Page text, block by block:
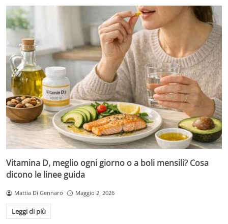
Vitamina D, meglio ogni giorno o a boli mensili? Cosa
dicono le linee guida
Mattia Di Gennaro Maggio 2, 2026
Leggi di più